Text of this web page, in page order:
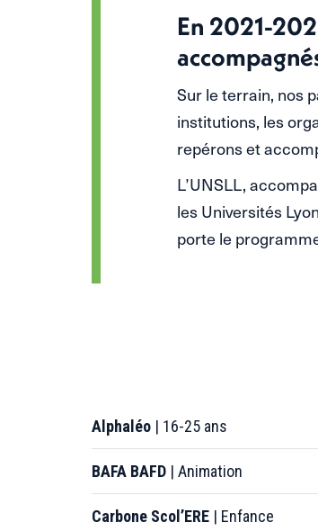
En 2021-
Sur le terrain, nos
institutions, les
repérons et
L’UNSLL,
les Universités
porte le
Alphaléo | 16-25 ans
BAFA BAFD | Animation
Carbone Scol’ERE | Enfance